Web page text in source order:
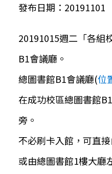
發布日期：20191101
20191015週二「各組
B1會議廳。
總圖書館B1會議廳(位
在成功校區總圖書館
旁。
不必刷卡入館，可直
或由總圖書館1樓大廳